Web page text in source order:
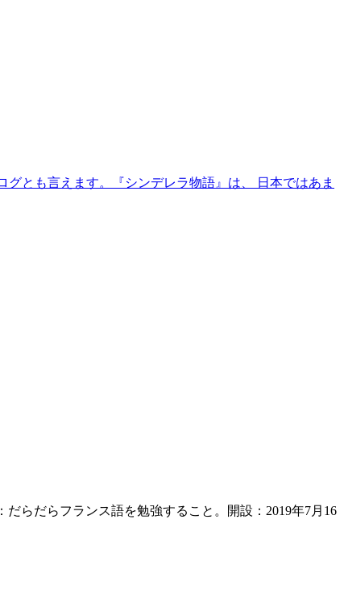
とも言えます。『シンデレラ物語』は、 日本ではあま
らだらフランス語を勉強すること。開設：2019年7月16